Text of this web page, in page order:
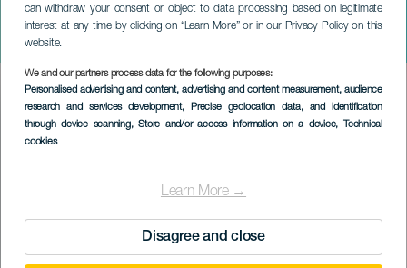
can withdraw your consent or object to data processing based on legitimate
interest at any time by clicking on “Learn More” or in our Privacy Policy on this
website.
We and our partners process data for the following purposes:
Personalised advertising and content, advertising and content measurement, audience
research and services development, Precise geolocation data, and identification
through device scanning, Store and/or access information on a device, Technical
cookies
Learn More →
Disagree and close
Sommerfortellingsfestival
TENERIFE
Imagen
Listado